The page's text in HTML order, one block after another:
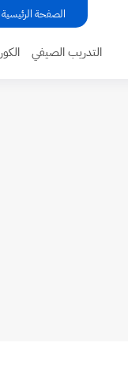
الصفحة الرئيسية
التدريب الصيفي